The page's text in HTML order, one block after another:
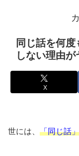
同じ話を何
しない理由が
X
世には、 「同じ話」